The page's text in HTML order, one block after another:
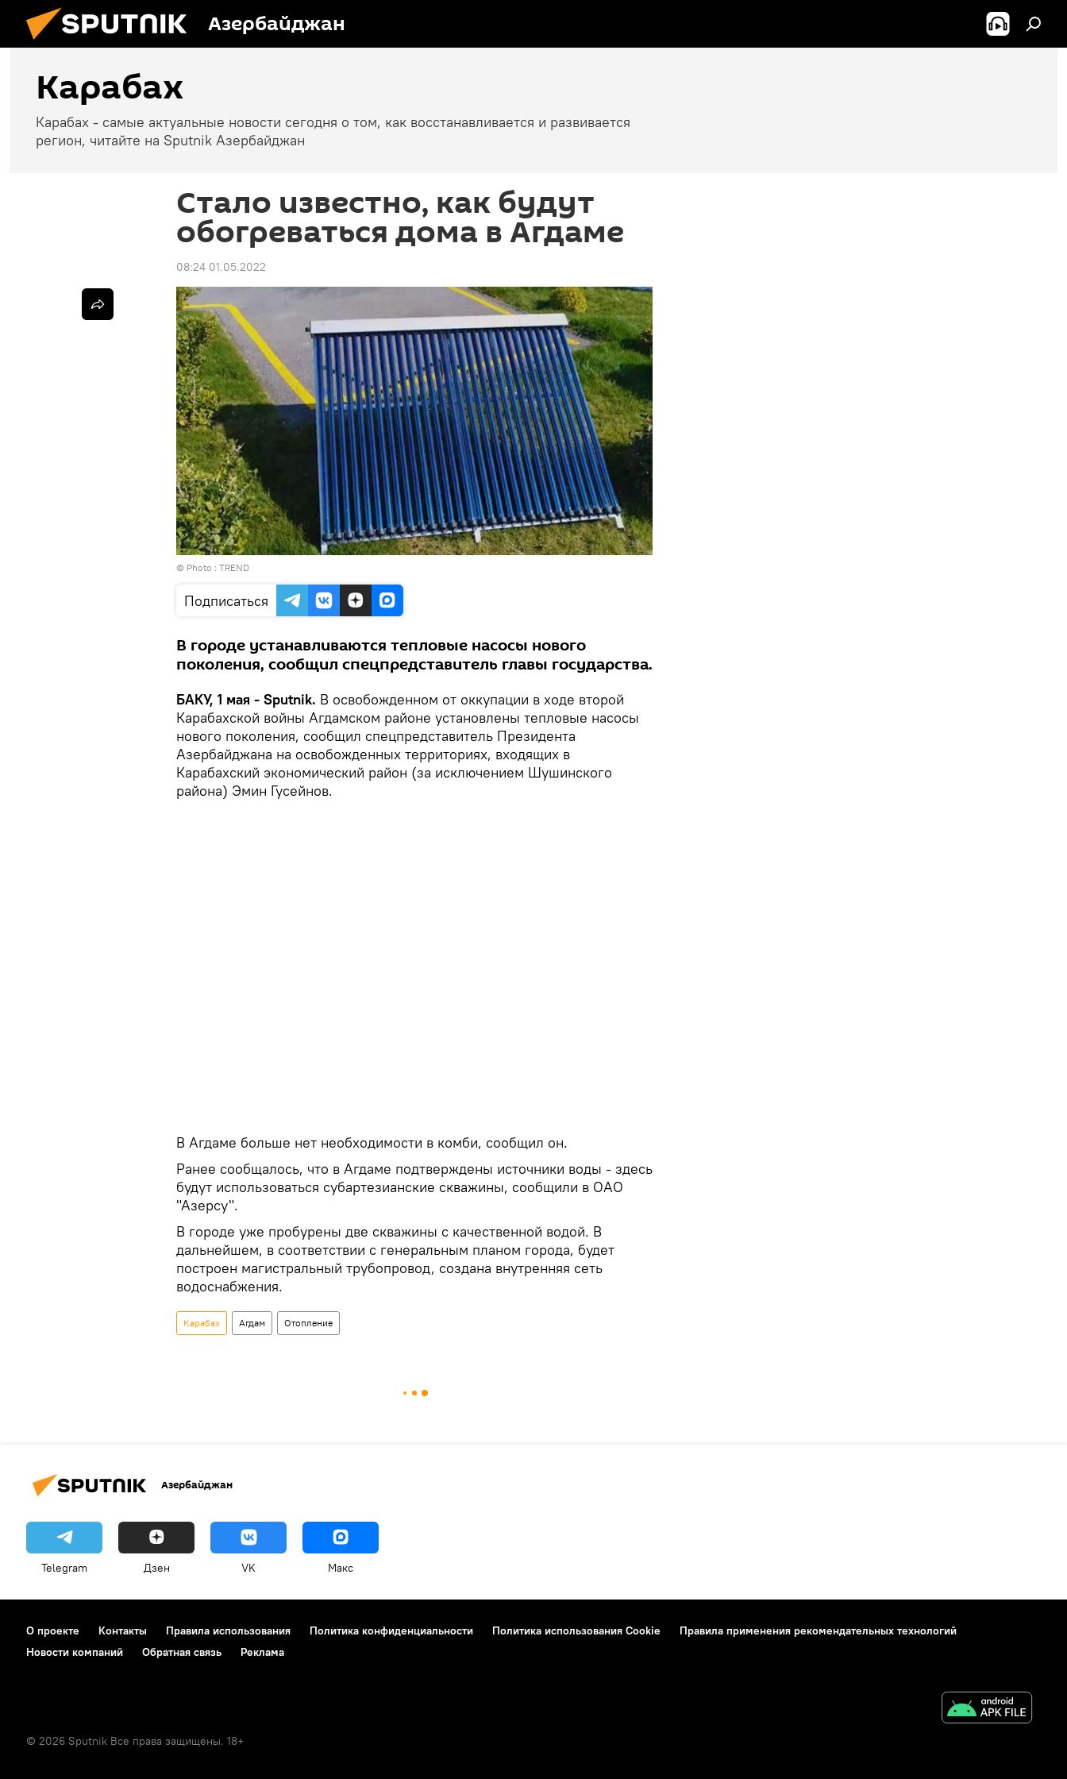
Азербайджан
Карабах
Карабах - самые актуальные новости сегодня о том, как восстанавливается и развивается
регион, читайте на Sputnik Азербайджан
Стало известно, как будут
обогреваться дома в Агдаме
08:24 01.05.2022
© Photo : TREND
Подписаться
В городе устанавливаются тепловые насосы нового
поколения, сообщил спецпредставитель главы государства.
БАКУ, 1 мая - Sputnik. В освобожденном от оккупации в ходе второй
Карабахской войны Агдамском районе установлены тепловые насосы
нового поколения, сообщил спецпредставитель Президента
Азербайджана на освобожденных территориях, входящих в
Карабахский экономический район (за исключением Шушинского
района) Эмин Гусейнов.
В Агдаме больше нет необходимости в комби, сообщил он.
Ранее сообщалось, что в Агдаме подтверждены источники воды - здесь
будут использоваться субартезианские скважины, сообщили в ОАО
"Азерсу".
В городе уже пробурены две скважины с качественной водой. В
дальнейшем, в соответствии с генеральным планом города, будет
построен магистральный трубопровод, создана внутренняя сеть
водоснабжения.
Карабах Агдам Отопление
Азербайджан
Telegram Дзен VK Макс
О проекте Контакты Правила использования Политика конфиденциальности Политика использования Cookie
Правила применения рекомендательных технологий
Новости компаний
Обратная связь Реклама
© 2026 Sputnik Все права защищены. 18+